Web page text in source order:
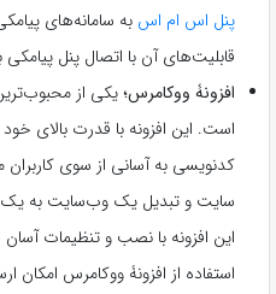
پنل اس ام اس به سامانه‌های
قابلیت‌های آن با اتصال پنل
افزونۀ ووکامرس؛یکی از
است. این افزونه با قدرت بالای خود
کدنویسی به آسانی از سوی
سایت و تبدیل یک وب‌سایت به یک
این افزونه با نصب و تنظیمات
استفاده از افزونۀ ووکامرس امکان